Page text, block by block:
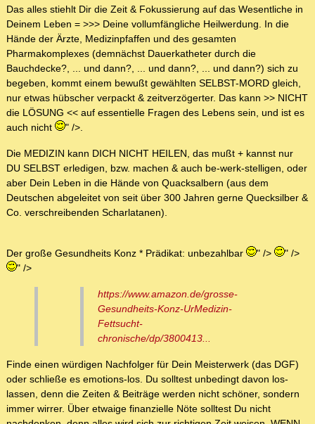
Das alles stiehlt Dir die Zeit & Fokussierung auf das Wesentliche in
Deinem Leben = >>> Deine vollumfängliche Heilwerdung. In die
Hände der Ärzte, Medizinpfaffen und des gesamten
Pharmakomplexes (demnächst Dauerkatheter durch die
Bauchdecke?, ... und dann?, ... und dann?, ... und dann?) sich zu
begeben, kommt einem bewußt gewählten SELBST-MORD gleich,
nur etwas hübscher verpackt & zeitverzögerter. Das kann >> NICHT
die LÖSUNG << auf essentielle Fragen des Lebens sein, und ist es
auch nicht
" />.
Die MEDIZIN kann DICH NICHT HEILEN, das mußt + kannst nur
DU SELBST erledigen, bzw. machen & auch be-werk-stelligen, oder
aber Dein Leben in die Hände von Quacksalbern (aus dem
Deutschen abgeleitet von seit über 300 Jahren gerne Quecksilber &
Co. verschreibenden Scharlatanen).
Der große Gesundheits Konz * Prädikat: unbezahlbar " />
" />
" />
https://www.amazon.de/grosse-
Gesundheits-Konz-UrMedizin-
Fettsucht-
chronische/dp/3800413...
Finde einen würdigen Nachfolger für Dein Meisterwerk (das DGF)
oder schließe es emotions-los. Du solltest unbedingt davon los-
lassen, denn die Zeiten & Beiträge werden nicht schöner, sondern
immer wirrer. Über etwaige finanzielle Nöte solltest Du nicht